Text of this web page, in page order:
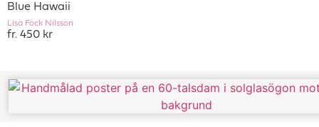
Blue Hawaii
Lisa Fock Nilsson
fr. 450 kr